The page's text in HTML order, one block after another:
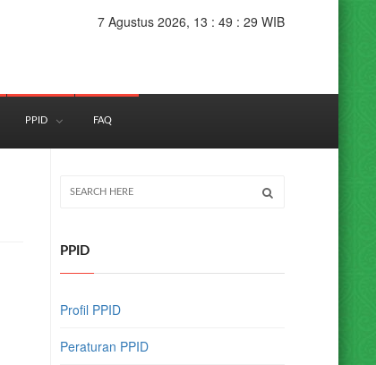
7 Agustus 2026, 13 : 49 : 30 WIB
PPID FAQ
PPID
Profil PPID
Peraturan PPID